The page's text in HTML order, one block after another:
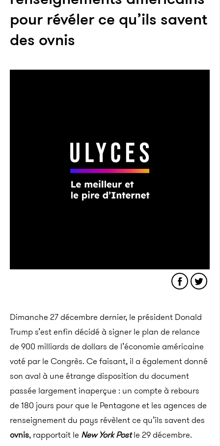
pour révéler ce qu’ils savent
des ovnis
Dimanche 27 décembre dernier, le président Donald
Trump s’est enfin décidé à signer le plan de relance
de 900 milliards de dollars de l’économie américaine
voté par le Congrès. Ce faisant, il a également donné
son aval à une étrange disposition du document
passée largement inaperçue : un compte à rebours
de 180 jours pour que le Pentagone et les agences de
renseignement du pays révèlent ce qu’ils savent des
ovnis, rapportait le New York Postle 29 décembre.